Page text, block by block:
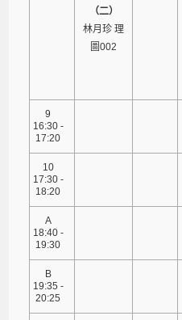
（二）
林月珍 理
圖002
9
16:30 -
17:20
10
17:30 -
18:20
A
18:40 -
19:30
B
19:35 -
20:25